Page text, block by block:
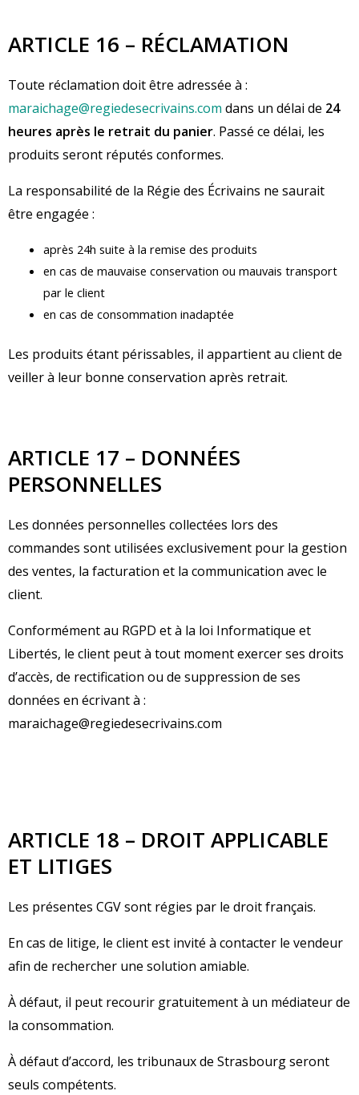
ARTICLE 16 – RÉCLAMATION
Toute réclamation doit être adressée à :
maraichage@regiedesecrivains.com dans un délai de 24
heures après le retrait du panier. Passé ce délai, les
produits seront réputés conformes.
La responsabilité de la Régie des Écrivains ne saurait
être engagée :
après 24h suite à la remise des produits
en cas de mauvaise conservation ou mauvais transport
par le client
en cas de consommation inadaptée
Les produits étant périssables, il appartient au client de
veiller à leur bonne conservation après retrait.
ARTICLE 17 – DONNÉES
PERSONNELLES
Les données personnelles collectées lors des
commandes sont utilisées exclusivement pour la gestion
des ventes, la facturation et la communication avec le
client.
Conformément au RGPD et à la loi Informatique et
Libertés, le client peut à tout moment exercer ses droits
d’accès, de rectification ou de suppression de ses
données en écrivant à :
maraichage@regiedesecrivains.com
ARTICLE 18 – DROIT APPLICABLE
ET LITIGES
Les présentes CGV sont régies par le droit français.
En cas de litige, le client est invité à contacter le vendeur
afin de rechercher une solution amiable.
À défaut, il peut recourir gratuitement à un médiateur de
la consommation.
À défaut d’accord, les tribunaux de Strasbourg seront
seuls compétents.